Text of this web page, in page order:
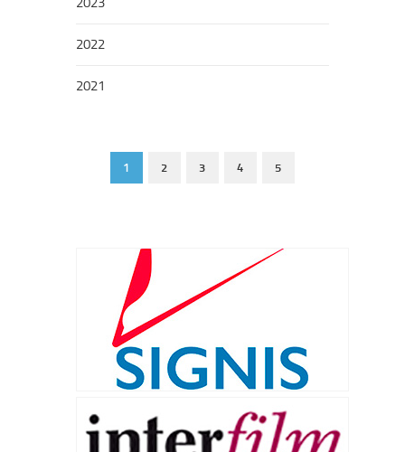
2022
2021
1 2 3 4 5